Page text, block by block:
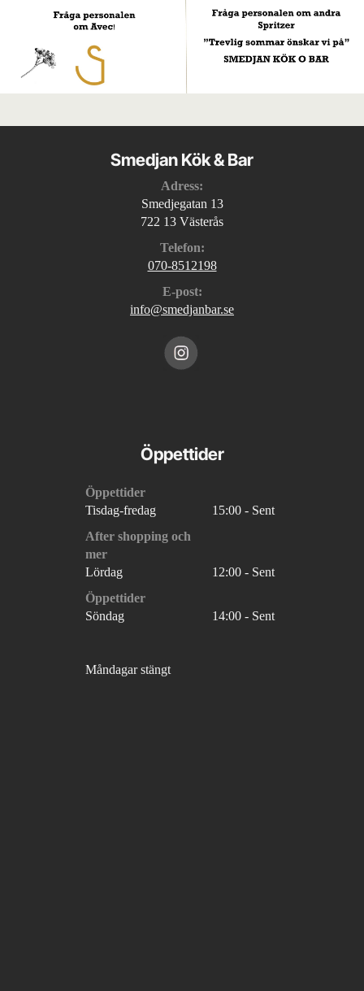
Smedjan Kök & Bar
Adress:
Smedjegatan 13
722 13 Västerås
Telefon:
070-8512198
E-post:
info@smedjanbar.se
Öppettider
Öppettider
Tisdag-fredag
15:00 - Sent
After shopping och
mer
Lördag
12:00 - Sent
Öppettider
Söndag
14:00 - Sent
Måndagar stängt